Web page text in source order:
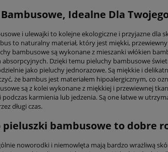
Idealne Dla
i ulewajki to kolejne ekologiczne i przyjazne dla
to naturalny materiał, który jest miękki,
bambusowe są wykonane z mieszanki włókien
absorpcyjnych. Dzięki temu pieluchy bambusowe
jako pieluchy jednorazowe. Są miękkie i
że bambus jest materiałem hipoalergicznym, co
są z kolei wykonane z miękkiej i przewiewnej
karmienia lub jedzenia. Są one łatwe w
długi czas.
pieluszki bambusowe to dobre
noworodki i niemowlęta mają bardzo wrażliwą